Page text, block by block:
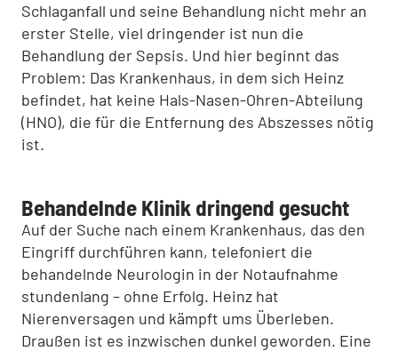
Schlaganfall und seine Behandlung nicht mehr an
erster Stelle, viel dringender ist nun die
Behandlung der Sepsis. Und hier beginnt das
Problem: Das Krankenhaus, in dem sich Heinz
befindet, hat keine Hals-Nasen-Ohren-Abteilung
(HNO), die für die Entfernung des Abszesses nötig
ist.
Behandelnde Klinik dringend gesucht
Auf der Suche nach einem Krankenhaus, das den
Eingriff durchführen kann, telefoniert die
behandelnde Neurologin in der Notaufnahme
stundenlang – ohne Erfolg. Heinz hat
Nierenversagen und kämpft ums Überleben.
Draußen ist es inzwischen dunkel geworden. Eine